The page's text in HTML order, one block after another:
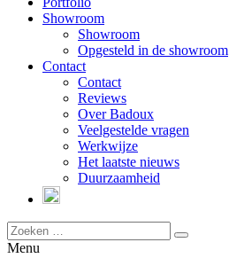
Showroom
Showroom
Opgesteld in de showroom
Contact
Contact
Reviews
Over Badoux
Veelgestelde vragen
Werkwijze
Het laatste nieuws
Duurzaamheid
Menu